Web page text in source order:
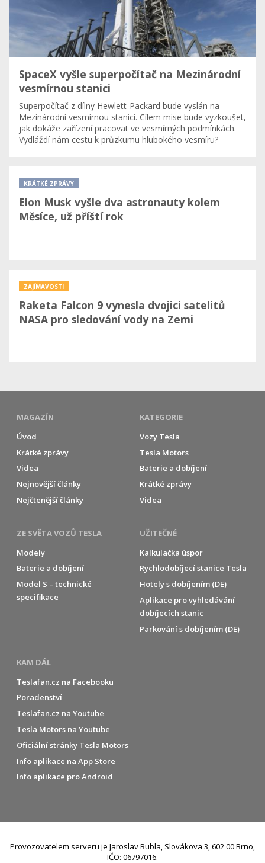
SpaceX vyšle superpočítač na Mezinárodní
vesmírnou stanici
Superpočítač z dílny Hewlett-Packard bude vyslán na
Mezinárodní vesmírnou stanici. Cílem mise bude vyzkoušet,
jak dokáže zařízení pracovat ve vesmírných podmínkách.
Vydláždí nám cestu k průzkumu hlubokého vesmíru?
Elon Musk vyšle dva astronauty kolem
Měsíce, už příští rok
KRÁTKÉ ZPRÁVY
Raketa Falcon 9 vynesla dvojici satelitů
NASA pro sledování vody na Zemi
ZAJÍMAVOSTI
MAGAZÍN
Úvod
Krátké zprávy
Videa
Nejnovější články
Nejčtenější články
KATEGORIE
Vozy Tesla
Tesla Motors
Baterie a dobíjení
Krátké zprávy
Videa
ZE SVĚTA VOZŮ TESLA
Modely
Baterie a dobíjení
Model S – technické
specifikace
UŽITEČNÉ
Kalkulačka úspor
Rychlodobíjecí stanice Tesla
Hotely s dobíjením (DE)
Aplikace pro vyhledávání
dobíjecích stanic
Parkování s dobíjením (DE)
KAM DÁL
Teslafan.cz na Facebooku
Poradenství
Teslafan.cz na Youtube
Tesla Motors na Youtube
Oficiální stránky Tesla Motors
Info aplikace na App Store
Info aplikace pro Android
Provozovatelem serveru je Jaroslav Bubla, Slovákova 3, 602 00 Brno,
IČO: 06797016.